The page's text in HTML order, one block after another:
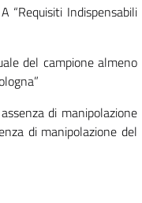
Indispensabili
del campione almeno
di manipolazione
di manipolazione del